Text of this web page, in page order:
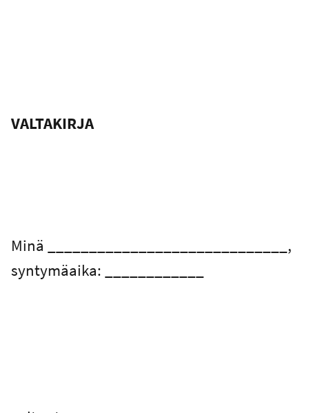
VALTAKIRJA
Minä _____________________________,
syntymäaika: ____________